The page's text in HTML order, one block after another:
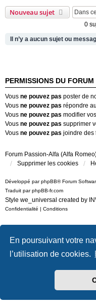
En poursuivant votre
l’utilisation de cookies.
Nouveau sujet
0
Il n’y a aucun sujet ou
PERMISSIONS DU FORUM
Vous ne pouvez pas poster de
Vous ne pouvez pas répondre
Vous ne pouvez pas modifier
Vous ne pouvez pas supprimer
Vous ne pouvez pas joindre des
Forum Passion-Alfa (Alfa
Supprimer les cookies
Développé parphpBB® Forum
Traduit parphpBB-fr.com
Style we_universal created by
Confidentialité | Conditions